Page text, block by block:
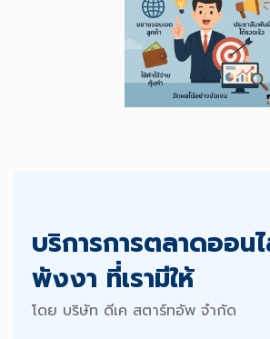
บริการการตลาดออน
พังงา ที่เรามีให้
โดย บริษัท ดีเค สตาร์ทอัพ จำกัด